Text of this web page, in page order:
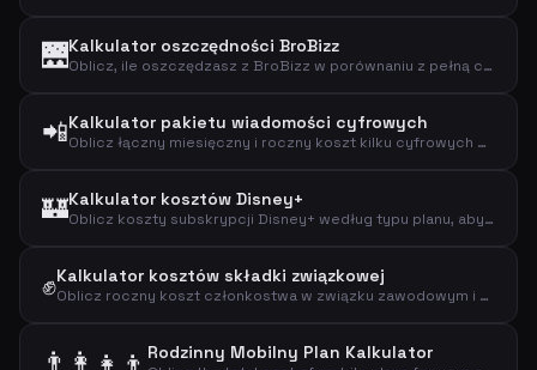
🌉Kalkulator oszczędności BroBizz
Oblicz, ile oszczędzasz z BroBizz w porównaniu z pełną ceną za przejazd.
📲Kalkulator pakietu wiadomości cyfrowych
Oblicz łączny miesięczny i roczny koszt kilku cyfrowych prenumerat.
🏰Kalkulator kosztów Disney+
Oblicz koszty subskrypcji Disney+ według typu planu, aby znaleźć miesięczne, roczne i dzienne wydatki na streaming.
✊Kalkulator kosztów składki związkowej
Oblicz roczny koszt członkostwa w związku zawodowym i efektywny koszt po odliczeniu podatkowym.
👨‍👩‍👧‍👦 Rodzinny Mobilny Plan Kalkulator